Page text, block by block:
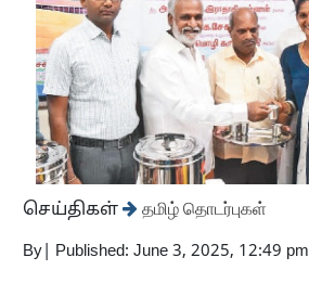
செய்திகள் தமிழ் தொடர்புகள்
By Published: June 3, 2025, 12:49 pm